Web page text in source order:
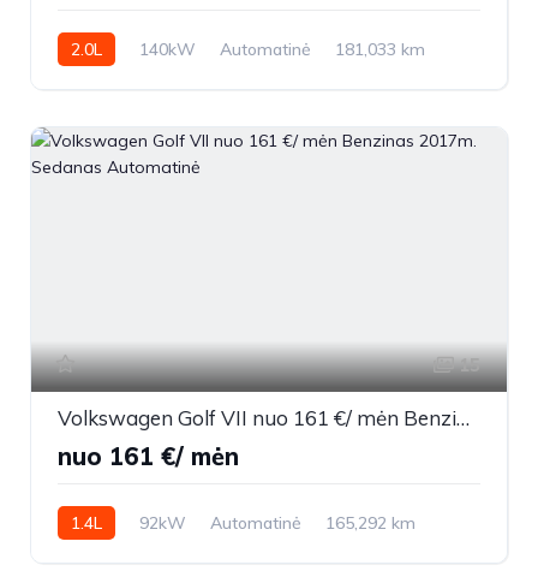
2.0L 140kW Automatinė
181,033 km
15
Volkswagen Golf VII nuo 161 €/ mėn Benzinas 2017m. Sedanas Automatinė
nuo 161 €/ mėn
1.4L 92kW Automatinė
165,292 km